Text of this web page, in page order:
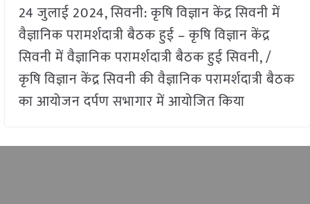
24 जुलाई 2024, सिवनी: कृषि विज्ञान केंद्र सिवनी में
वैज्ञानिक परामर्शदात्री बैठक हुई – कृषि विज्ञान केंद्र
सिवनी में वैज्ञानिक परामर्शदात्री बैठक हुई सिवनी, /
कृषि विज्ञान केंद्र सिवनी की वैज्ञानिक परामर्शदात्री बैठक
का आयोजन दर्पण सभागार में आयोजित किया